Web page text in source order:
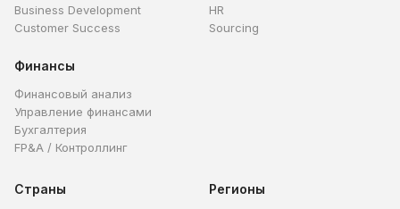
Business Development
Customer Success
HR
Sourcing
Финансы
Финансовый анализ
Управление финансами
Бухгалтерия
FP&A / Контроллинг
Страны Регионы